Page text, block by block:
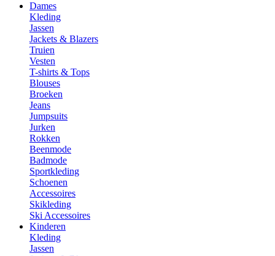
Dames
Kleding
Jassen
Jackets & Blazers
Truien
Vesten
T-shirts & Tops
Blouses
Broeken
Jeans
Jumpsuits
Jurken
Rokken
Beenmode
Badmode
Sportkleding
Schoenen
Accessoires
Skikleding
Ski Accessoires
Kinderen
Kleding
Jassen